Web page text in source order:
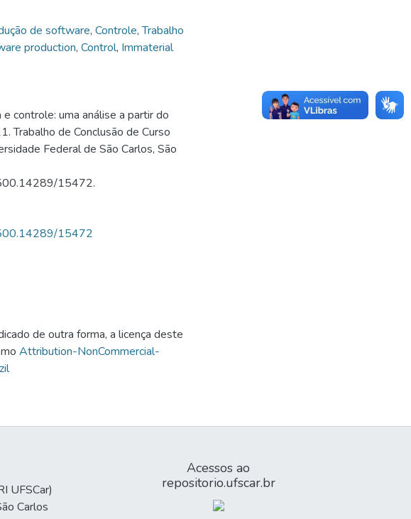
de software, Controle,Trabalho
production, Control, Immaterial
controle: uma análise a partir do
Trabalho de Conclusão de Curso
Federal de São Carlos, São
15472.
15472
de outra forma, a licença deste
Attribution-NonCommercial-
UFSCar)
Carlos
Acessos ao
repositorio.ufscar.br